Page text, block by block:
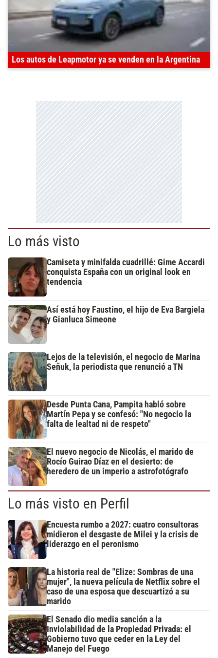
Los autos de Leapmotor ya se venden en la Argentina
Lo más visto
Camiseta y minifalda cuadrillé: Gime Accardi
conquista España con un original look en
tendencia
Así está hoy Faustino, el hijo de Eva Bargiela
y Gianluca Simeone
Lejos de la televisión, el negocio de Marina
Señuk, la periodista que renunció a TN
Desde Punta Cana, Pampita habló sobre
Martín Pepa y se confesó: "No negocio la
falta de lealtad ni de respeto"
El nuevo negocio de Nicolás, el marido de
Rocío Guirao Díaz en el desierto: de
heredero de un imperio a astrofotógrafo
Lo más visto en Perfil
Encuesta rumbo a 2027: cuatro consultoras
midieron el desgaste de Milei y la crisis de
liderazgo en el peronismo
La historia real de "Elize: Sombras de una
mujer", la nueva película de Netflix sobre el
caso de una esposa que descuartizó a su
marido
El Senado dio media sanción a la
Inviolabilidad de la Propiedad Privada: el
Gobierno tuvo que ceder en la Ley del
Manejo del Fuego